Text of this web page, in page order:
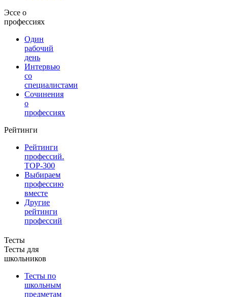
Эссе о
профессиях
Один
рабочий
день
Интервью
со
специалистами
Сочинения
о
профессиях
Рейтинги
Рейтинги
профессий.
TOP-300
Выбираем
профессию
вместе
Другие
рейтинги
профессий
Тесты
Тесты для
школьников
Тесты по
школьным
предметам